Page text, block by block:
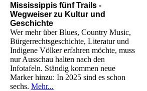
Mississippis fünf Trails -
Wegweiser zu Kultur und
Geschichte
Wer mehr über Blues, Country Music,
Bürgerrechtsgeschichte, Literatur und
Indigene Völker erfahren möchte, muss
nur Ausschau halten nach den
Infotafeln. Ständig kommen neue
Marker hinzu: In 2025 sind es schon
sechs. Mehr...